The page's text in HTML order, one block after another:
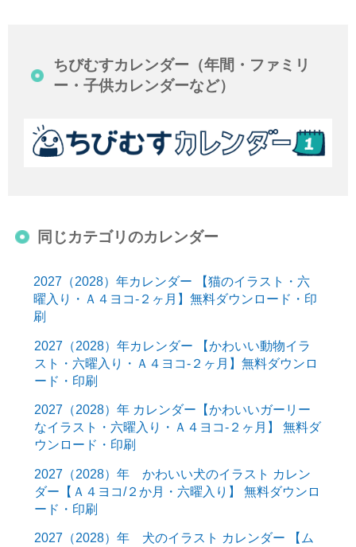
ちびむすカレンダー（年間・ファミリ
ー・子供カレンダーなど）
同じカテゴリのカレンダー
2027（2028）年カレンダー 【猫のイラスト・六
曜入り・Ａ４ヨコ-２ヶ月】無料ダウンロード・印
刷
2027（2028）年カレンダー 【かわいい動物イラ
スト・六曜入り・Ａ４ヨコ-２ヶ月】無料ダウンロ
ード・印刷
2027（2028）年 カレンダー【かわいいガーリー
なイラスト・六曜入り・Ａ４ヨコ-２ヶ月】 無料ダ
ウンロード・印刷
2027（2028）年 かわいい犬のイラスト カレン
ダー【Ａ４ヨコ/２か月・六曜入り】 無料ダウンロ
ード・印刷
2027（2028）年 犬のイラスト カレンダー 【ム